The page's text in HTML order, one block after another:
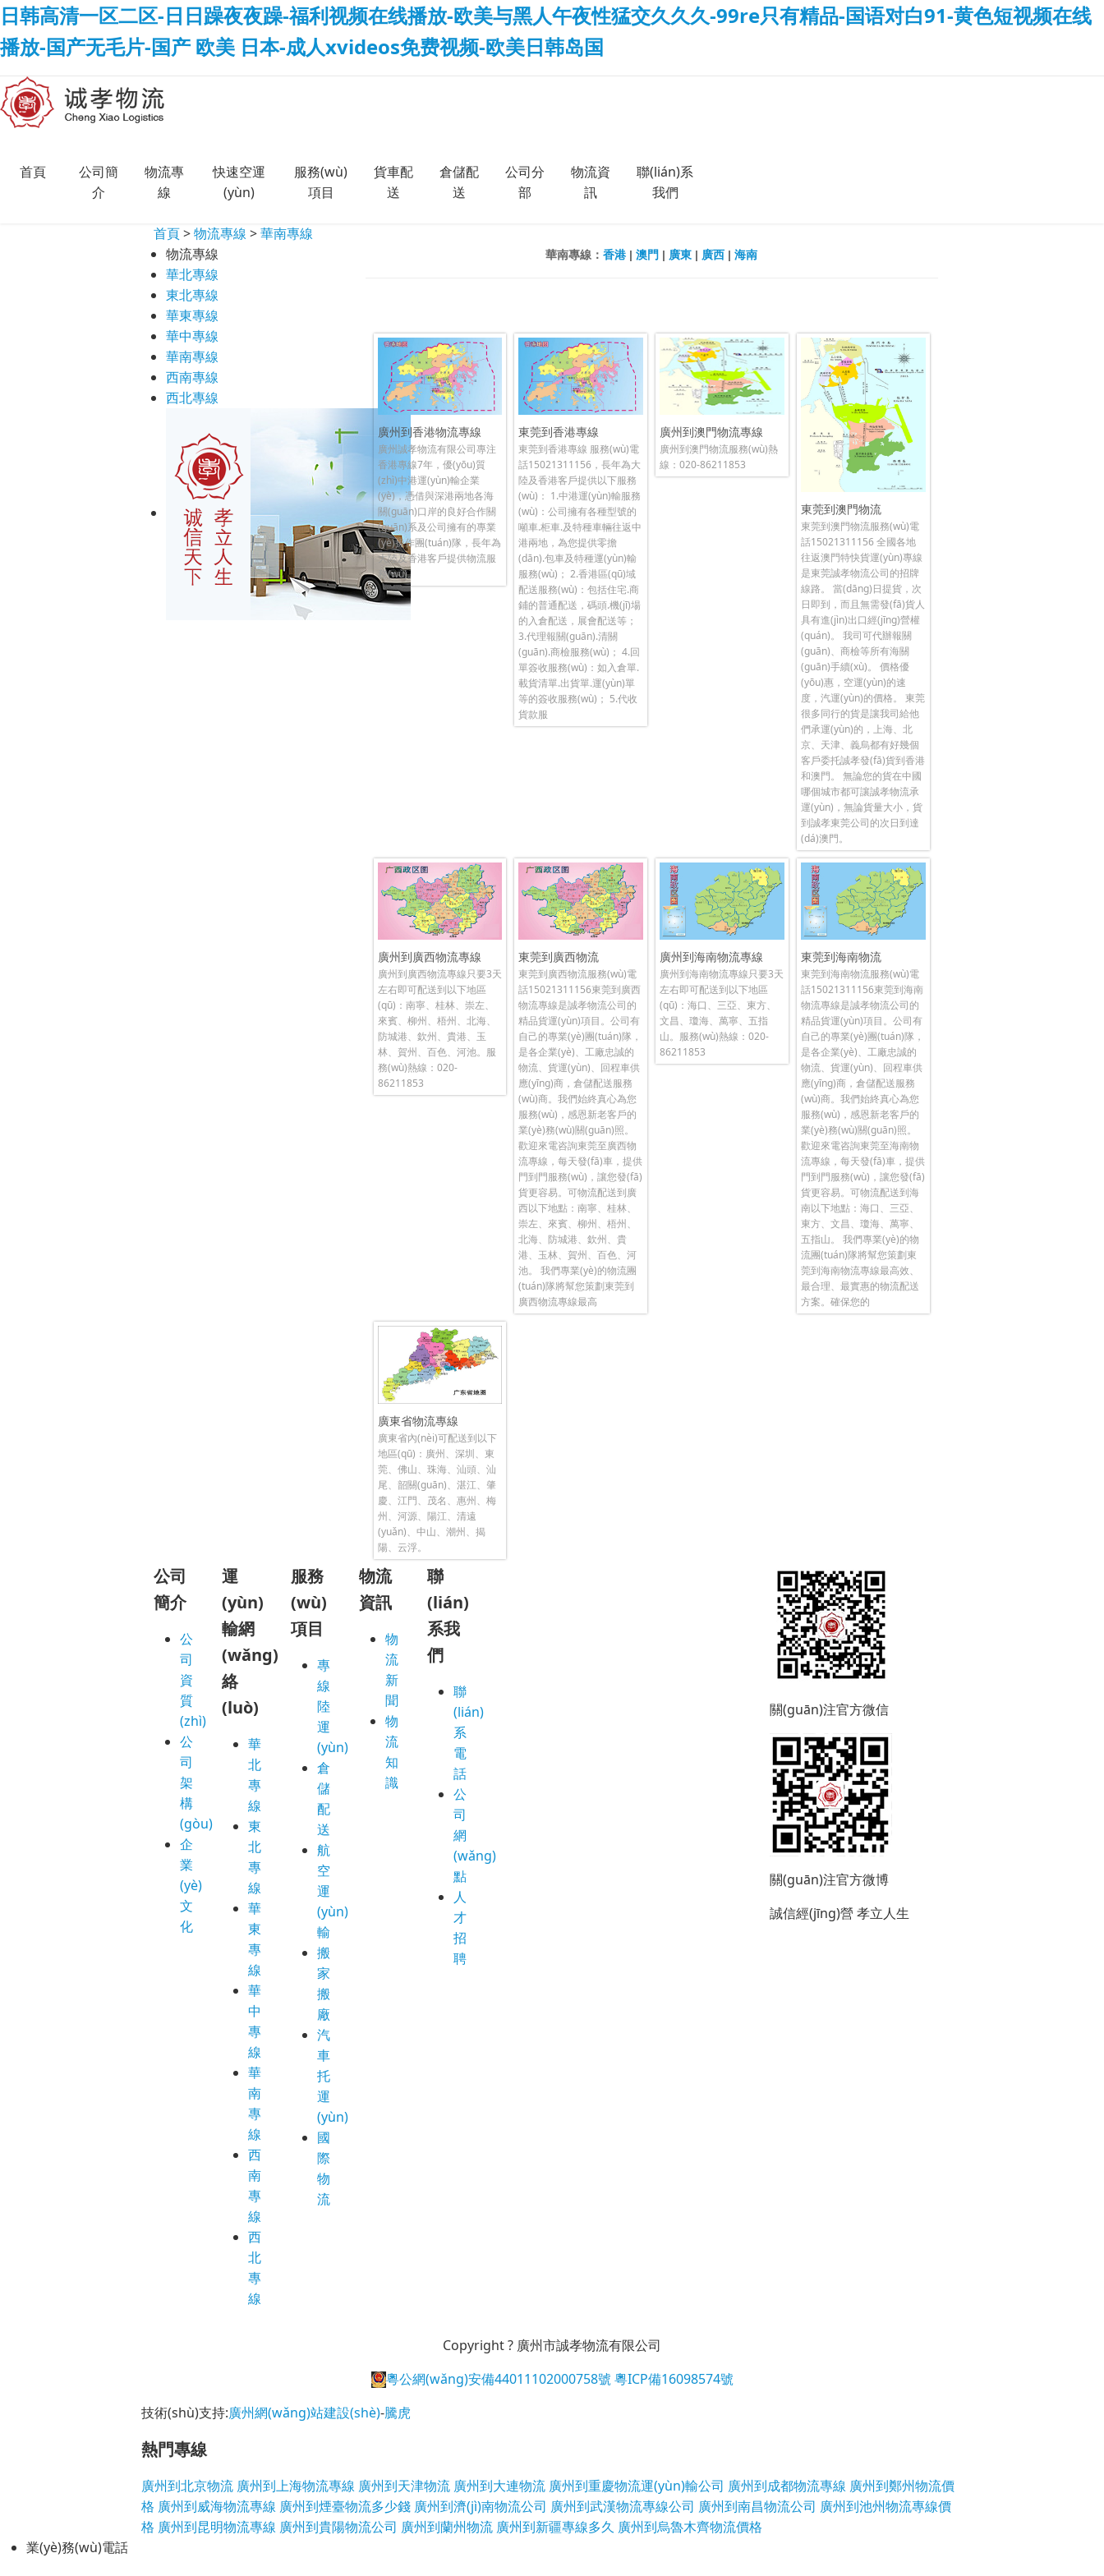
日韩高清一区二区-日日躁夜夜躁-福利视频在线播放-欧美与黑人午夜性猛交久久久-99re只有精品-国语对白91-黄色短视频在线
播放-国产无毛片-国产 欧美 日本-成人xvideos免费视频-欧美日韩岛国
首頁
公司簡
介
物流專
線
快速空運
(yùn)
服務(wù)
項目
貨車配
送
倉儲配
送
公司分
部
物流資
訊
聯(lián)系
我們
首頁>物流專線 >華南專線
物流專線
華北專線
東北專線
華東專線
華中專線
華南專線
西南專線
西北專線
華南專線：香港 |澳門 | 廣東 | 廣西 |海南
廣州到香港物流專線
廣州誠孝物流有限公司專注
香港專線7年，優(yōu)質
(zhì)中港運(yùn)輸企業
(yè)，憑借與深港兩地各海
關(guān)口岸的良好合作關
(guān)系及公司擁有的專業
(yè)操作團(tuán)隊，長年為
大陸及香港客戶提供物流服
務(wù)。
東莞到香港專線
東莞到香港專線 服務(wù)電
話15021311156，長年為大
陸及香港客戶提供以下服務
(wù)： 1.中港運(yùn)輸服務
(wù)：公司擁有各種型號的
噸車.柜車.及特種車輛往返中
港兩地，為您提供零擔
(dān).包車及特種運(yùn)輸
服務(wù)； 2.香港區(qū)域
配送服務(wù)：包括住宅.商
鋪的普通配送，碼頭.機(jī)場
的入倉配送，展會配送等；
3.代理報關(guān).清關
(guān).商檢服務(wù)； 4.回
單簽收服務(wù)：如入倉單.
載貨清單.出貨單.運(yùn)單
等的簽收服務(wù)； 5.代收
貨款服
廣州到澳門物流專線
廣州到澳門物流服務(wù)熱
線：020-86211853
東莞到澳門物流
東莞到澳門物流服務(wù)電
話15021311156 全國各地
往返澳門特快貨運(yùn)專線
是東莞誠孝物流公司的招牌
線路。 當(dāng)日提貨，次
日即到，而且無需發(fā)貨人
具有進(jìn)出口經(jīng)營權
(quán)。 我司可代辦報關
(guān)、商檢等所有海關
(guān)手續(xù)。 價格優
(yōu)惠，空運(yùn)的速
度，汽運(yùn)的價格。 東莞
很多同行的貨是讓我司給他
們承運(yùn)的，上海、北
京、天津、義烏都有好幾個
客戶委托誠孝發(fā)貨到香港
和澳門。 無論您的貨在中國
哪個城市都可讓誠孝物流承
運(yùn)，無論貨量大小，貨
到誠孝東莞公司的次日到達
(dá)澳門。
廣州到廣西物流專線
廣州到廣西物流專線只要3天
左右即可配送到以下地區
(qū)：南寧、桂林、崇左、
來賓、柳州、梧州、北海、
防城港、欽州、貴港、玉
林、賀州、百色、河池。服
務(wù)熱線：020-
86211853
東莞到廣西物流
東莞到廣西物流服務(wù)電
話15021311156東莞到廣西
物流專線是誠孝物流公司的
精品貨運(yùn)項目。公司有
自己的專業(yè)團(tuán)隊，
是各企業(yè)、工廠忠誠的
物流、貨運(yùn)、回程車供
應(yīng)商，倉儲配送服務
(wù)商。我們始終真心為您
服務(wù)，感恩新老客戶的
業(yè)務(wù)關(guān)照。
歡迎來電咨詢東莞至廣西物
流專線，每天發(fā)車，提供
門到門服務(wù)，讓您發(fā)
貨更容易。可物流配送到廣
西以下地點：南寧、桂林、
崇左、來賓、柳州、梧州、
北海、防城港、欽州、貴
港、玉林、賀州、百色、河
池。 我們專業(yè)的物流團
(tuán)隊將幫您策劃東莞到
廣西物流專線最高
廣州到海南物流專線
廣州到海南物流專線只要3天
左右即可配送到以下地區
(qū)：海口、三亞、東方、
文昌、瓊海、萬寧、五指
山。服務(wù)熱線：020-
86211853
東莞到海南物流
東莞到海南物流服務(wù)電
話15021311156東莞到海南
物流專線是誠孝物流公司的
精品貨運(yùn)項目。公司有
自己的專業(yè)團(tuán)隊，
是各企業(yè)、工廠忠誠的
物流、貨運(yùn)、回程車供
應(yīng)商，倉儲配送服務
(wù)商。我們始終真心為您
服務(wù)，感恩新老客戶的
業(yè)務(wù)關(guān)照。
歡迎來電咨詢東莞至海南物
流專線，每天發(fā)車，提供
門到門服務(wù)，讓您發(fā)
貨更容易。可物流配送到海
南以下地點：海口、三亞、
東方、文昌、瓊海、萬寧、
五指山。 我們專業(yè)的物
流團(tuán)隊將幫您策劃東
莞到海南物流專線最高效、
最合理、最實惠的物流配送
方案。確保您的
廣東省物流專線
廣東省內(nèi)可配送到以下
地區(qū)：廣州、深圳、東
莞、佛山、珠海、汕頭、汕
尾、韶關(guān)、湛江、肇
慶、江門、茂名、惠州、梅
州、河源、陽江、清遠
(yuǎn)、中山、潮州、揭
陽、云浮。
公司
簡介
公
司
資
質
(zhì)
公
司
架
構
(gòu)
企
業
(yè)
文
化
運
(yùn)
輸網
(wǎng)
絡
(luò)
華
北
專
線
東
北
專
線
華
東
專
線
華
中
專
線
華
南
專
線
西
南
專
線
西
北
專
線
服務
(wù)
項目
專
線
陸
運
(yùn)
倉
儲
配
送
航
空
運
(yùn)
輸
搬
家
搬
廠
汽
車
托
運
(yùn)
國
際
物
流
物流
資訊
物
流
新
聞
物
流
知
識
聯
(lián)
系我
們
聯
(lián)
系
電
話
公
司
網
(wǎng)
點
人
才
招
聘
關(guān)注官方微信
關(guān)注官方微博
誠信經(jīng)營孝立人生
Copyright ? 廣州市誠孝物流有限公司
粵公網(wǎng)安備44011102000758號 粵ICP備16098574號
技術(shù)支持:廣州網(wǎng)站建設(shè)-騰虎
熱門專線
廣州到北京物流 廣州到上海物流專線 廣州到天津物流 廣州到大連物流 廣州到重慶物流運(yùn)輸公司 廣州到成都物流專線 廣州到鄭州物流價
格 廣州到威海物流專線 廣州到煙臺物流多少錢 廣州到濟(jì)南物流公司 廣州到武漢物流專線公司 廣州到南昌物流公司 廣州到池州物流專線價
格 廣州到昆明物流專線 廣州到貴陽物流公司 廣州到蘭州物流 廣州到新疆專線多久 廣州到烏魯木齊物流價格
業(yè)務(wù)電話